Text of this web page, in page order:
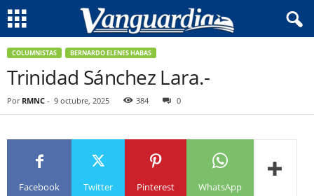
COLUMNISTAS BERNARDO ELENES HABAS
Trinidad Sánchez Lara.-
Por RMNC - 9 octubre, 2025 384 0
Facebook Twitter Pinterest WhatsApp